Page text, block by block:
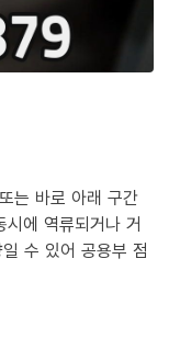
는 바로 아래 구간
에 역류되거나 거
수 있어 공용부 점